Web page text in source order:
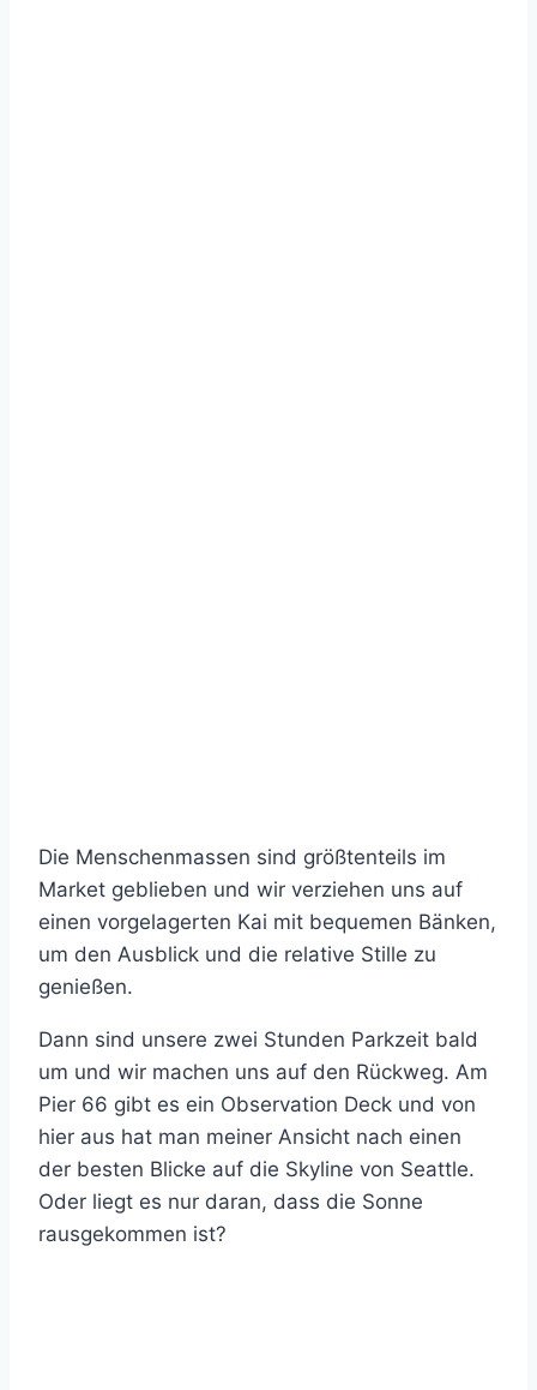
Die Menschenmassen sind größtenteils im
Market geblieben und wir verziehen uns auf
einen vorgelagerten Kai mit bequemen Bänken,
um den Ausblick und die relative Stille zu
genießen.
Dann sind unsere zwei Stunden Parkzeit bald
um und wir machen uns auf den Rückweg. Am
Pier 66 gibt es ein Observation Deck und von
hier aus hat man meiner Ansicht nach einen
der besten Blicke auf die Skyline von Seattle.
Oder liegt es nur daran, dass die Sonne
rausgekommen ist?